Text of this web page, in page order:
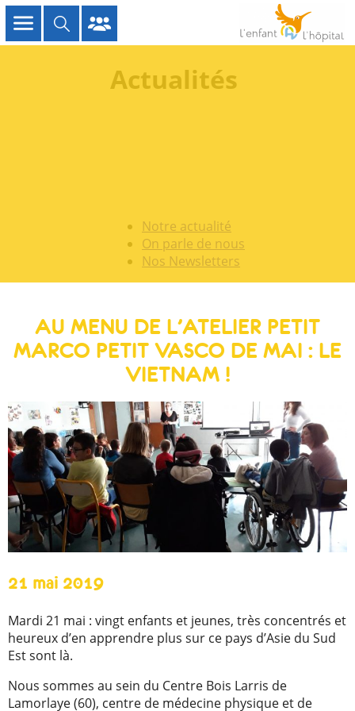
Actualités
Notre actualité
On parle de nous
Nos Newsletters
AU MENU DE L’ATELIER PETIT
MARCO PETIT VASCO DE MAI : LE
VIETNAM !
21 mai 2019
Mardi 21 mai : vingt enfants et jeunes, très concentrés et
heureux d’en apprendre plus sur ce pays d’Asie du Sud
Est sont là.
Nous sommes au sein du Centre Bois Larris de
Lamorlaye (60), centre de médecine physique et de